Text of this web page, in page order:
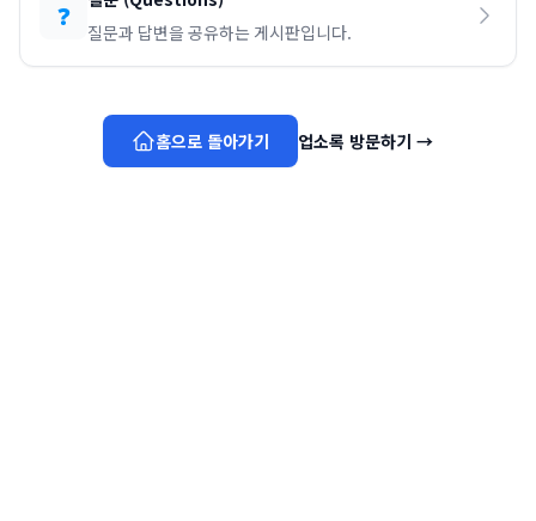
❓
질문과 답변을 공유하는 게시판입니다.
홈으로 돌아가기 업소록 방문하기 →